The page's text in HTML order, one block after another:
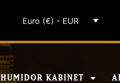
Euro (€) - EUR
HUMIDOR KABINET